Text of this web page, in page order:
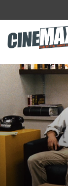
Saltar para o